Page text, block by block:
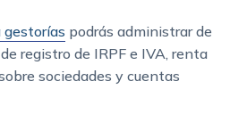
gestorías podrás administrar de
registro de IRPF e IVA, renta
sociedades y cuentas